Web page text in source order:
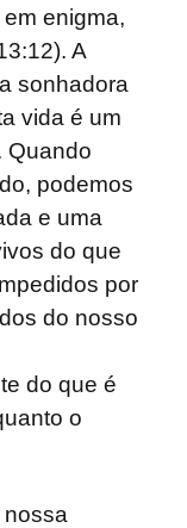
enigma,
A
sonhadora
vida é um
Quando
podemos
e uma
do que
por
do nosso
do que é
o
nossa